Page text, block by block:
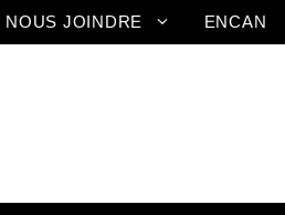
NOUS JOINDRE ENCAN